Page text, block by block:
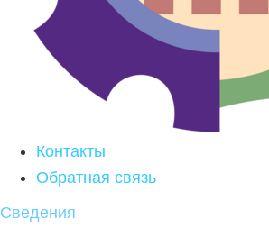
Контакты
Обратная связь
Сведения